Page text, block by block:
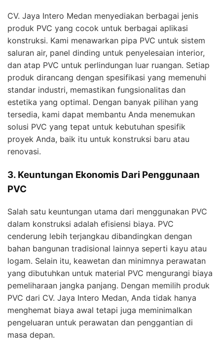
CV. Jaya Intero Medan menyediakan berbagai jenis
produk PVC yang cocok untuk berbagai aplikasi
konstruksi. Kami menawarkan pipa PVC untuk sistem
saluran air, panel dinding untuk penyelesaian interior,
dan atap PVC untuk perlindungan luar ruangan. Setiap
produk dirancang dengan spesifikasi yang memenuhi
standar industri, memastikan fungsionalitas dan
estetika yang optimal. Dengan banyak pilihan yang
tersedia, kami dapat membantu Anda menemukan
solusi PVC yang tepat untuk kebutuhan spesifik
proyek Anda, baik itu untuk konstruksi baru atau
renovasi.
3. Keuntungan Ekonomis Dari Penggunaan
PVC
Salah satu keuntungan utama dari menggunakan PVC
dalam konstruksi adalah efisiensi biaya. PVC
cenderung lebih terjangkau dibandingkan dengan
bahan bangunan tradisional lainnya seperti kayu atau
logam. Selain itu, keawetan dan minimnya perawatan
yang dibutuhkan untuk material PVC mengurangi biaya
pemeliharaan jangka panjang. Dengan memilih produk
PVC dari CV. Jaya Intero Medan, Anda tidak hanya
menghemat biaya awal tetapi juga meminimalkan
pengeluaran untuk perawatan dan penggantian di
masa depan.